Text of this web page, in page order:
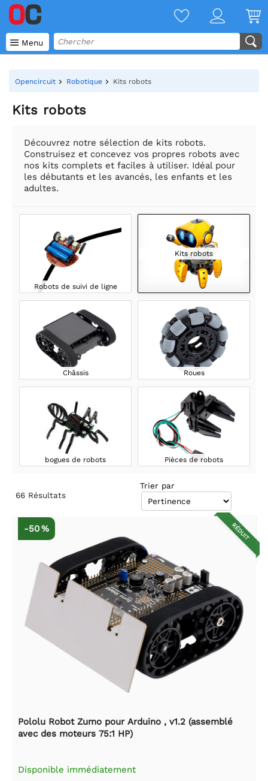
 Menu
Opencircuit Robotique Kits robots
Kits robots
Découvrez notre sélection de kits robots.
Construisez et concevez vos propres robots avec
nos kits complets et faciles à utiliser. Idéal pour
les débutants et les avancés, les enfants et les
adultes.
Robots de suivi de ligne
Kits robots
Châssis Roues
bogues de robots Pièces de robots
66 Résultats
Trier par
RÉDUIT
-50 %
Pololu Robot Zumo pour Arduino , v1.2 (assemblé
avec des moteurs 75:1 HP)
Disponible immédiatement